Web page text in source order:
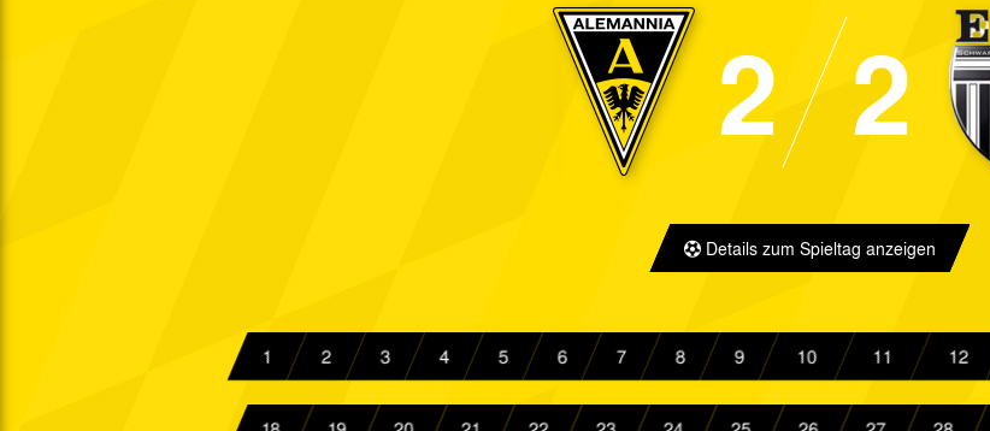
DJK Gütersloh 1:1
SV Breinig 2:1
Alemannia Aachen 1:1
KFC Uerdingen 1:2
Sa. 30.10.1971 Alemannia Aachen 3:1
So. 07.11.1971 ETB SW Essen 1:1
2 2
Details zum Spieltag anzeigen
1 2 3 4 5 6 7 8 9 10 11 12